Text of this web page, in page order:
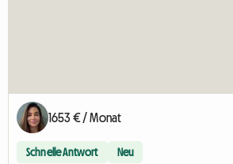
1653 € / Monat
Schnelle Antwort Neu